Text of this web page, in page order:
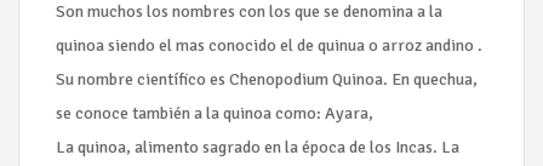
Son muchos los nombres con los que se denomina a la
quinoa siendo el mas conocido el de quinua o arroz andino .
Su nombre científico es Chenopodium Quinoa. En quechua,
se conoce también a la quinoa como: Ayara,
La quinoa, alimento sagrado en la época de los Incas. La